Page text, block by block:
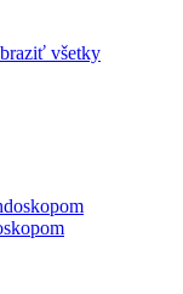
všetky